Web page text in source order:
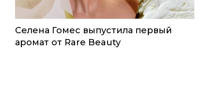
Селена Гомес выпустила первый
аромат от Rare Beauty